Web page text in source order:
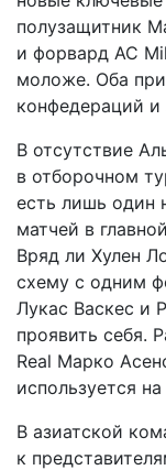
полузащитник
и форвард AC
моложе. Оба
конфедераций и
В отсутствие
в отборочном
есть лишь один
матчей в
Вряд ли Хулен
схему с одним
Лукас Васкес и
проявить себя.
Real Марко
используется
В азиатской
к